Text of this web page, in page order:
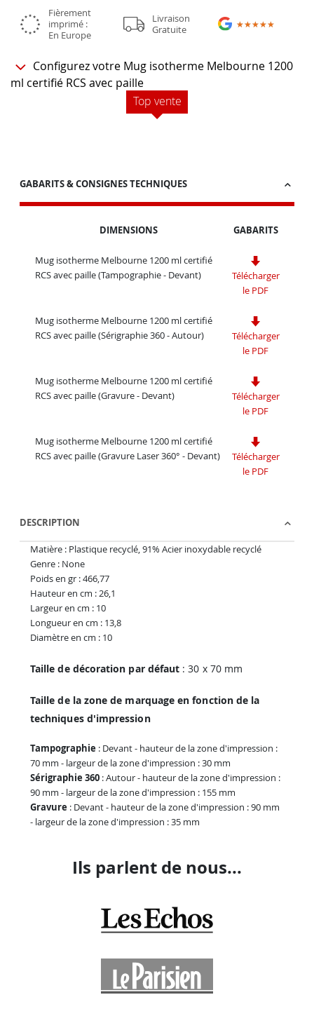
Fièrement
imprimé :
En Europe
Livraison
Gratuite
★★★★★
★★★★★
Configurez votre Mug isotherme Melbourne 1200
ml certifié RCS avec paille
Top vente
GABARITS & CONSIGNES TECHNIQUES
DIMENSIONS GABARITS
Mug isotherme Melbourne 1200 ml certifié
RCS avec paille (Tampographie - Devant)
Télécharger
le PDF
Mug isotherme Melbourne 1200 ml certifié
RCS avec paille (Sérigraphie 360 - Autour)
Télécharger
le PDF
Mug isotherme Melbourne 1200 ml certifié
RCS avec paille (Gravure - Devant)
Télécharger
le PDF
Mug isotherme Melbourne 1200 ml certifié
RCS avec paille (Gravure Laser 360° - Devant)
Télécharger
le PDF
DESCRIPTION
Matière : Plastique recyclé, 91% Acier inoxydable recyclé
Genre : None
Poids en gr : 466,77
Hauteur en cm : 26,1
Largeur en cm : 10
Longueur en cm : 13,8
Diamètre en cm : 10
Taille de décoration par défaut : 30 x 70 mm
Taille de la zone de marquage en fonction de la
techniques d'impression
Tampographie : Devant - hauteur de la zone d'impression :
70 mm - largeur de la zone d'impression : 30 mm
Sérigraphie 360 : Autour - hauteur de la zone d'impression :
90 mm - largeur de la zone d'impression : 155 mm
Gravure : Devant - hauteur de la zone d'impression : 90 mm
- largeur de la zone d'impression : 35 mm
Ils parlent de nous...